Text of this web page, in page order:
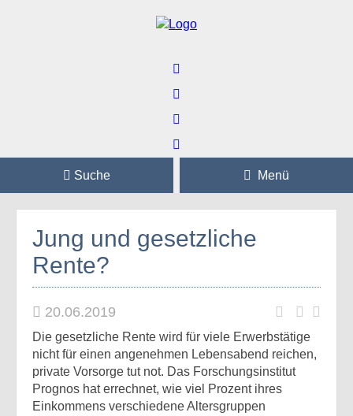
Suche Menü
Jung und gesetzliche
Rente?
20.06.2019
Die gesetzliche Rente wird für viele Erwerbstätige
nicht für einen angenehmen Lebensabend reichen,
private Vorsorge tut not. Das Forschungsinstitut
Prognos hat errechnet, wie viel Prozent ihres
Einkommens verschiedene Altersgruppen